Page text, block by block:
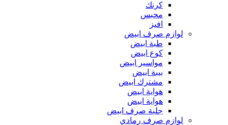
كرنك
محبس
افيز
لوازم صرف ابيض
طبة ابيض
كوع ابيض
مواسير ابيض
بيبة ابيض
مشترك ابيض
هواية ابيض
هواية ابيض
جلبة صرف ابيض
لوازم صرف رمادي